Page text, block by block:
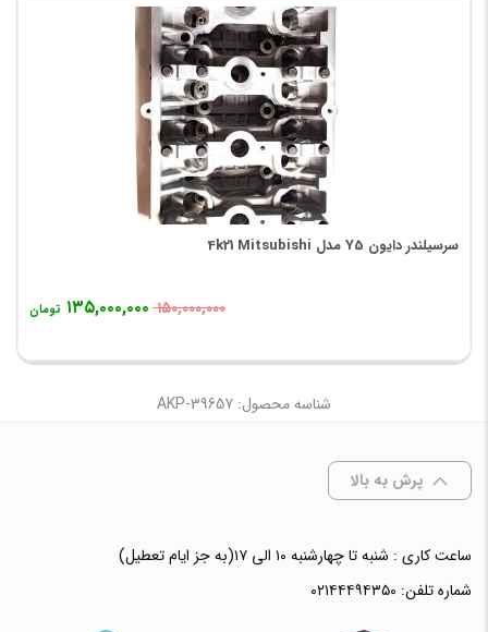
سرسیلندر دایون Y5 مدل 4k21 Mitsubishi
۱۵۰,۰۰۰,۰۰۰ ۱۳۵,۰۰۰,۰۰۰ تومان
شناسه محصول: AKP-39657
پرش به بالا
ساعت کاری : شنبه تا چهارشنبه ۱۰ الی ۱۷(به جز ایام تعطیل)
شماره تلفن: ۰۲۱۴۴۴۹۴۳۵۰